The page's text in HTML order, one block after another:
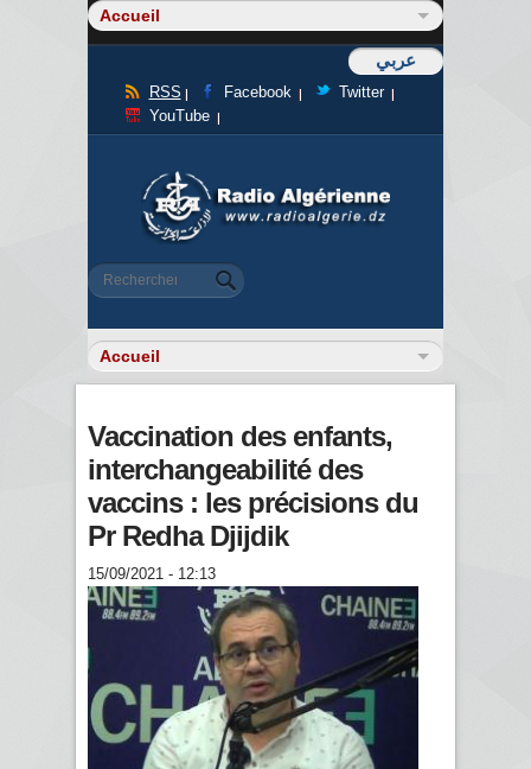
عربي
RSS Facebook
Twitter
YouTube
Formulaire de recherche
Rechercher
Vaccination des enfants,
interchangeabilité des
vaccins : les précisions du
Pr Redha Djijdik
15/09/2021 - 12:13